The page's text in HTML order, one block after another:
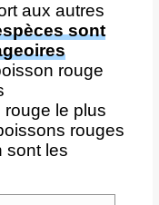
aux autres
sont
rouge
le plus
rouges
sont les